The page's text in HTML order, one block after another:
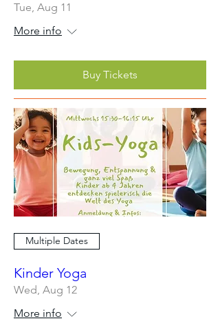
Tue, Aug 11
More info
Buy Tickets
Multiple Dates
Kinder Yoga
Wed, Aug 12
More info